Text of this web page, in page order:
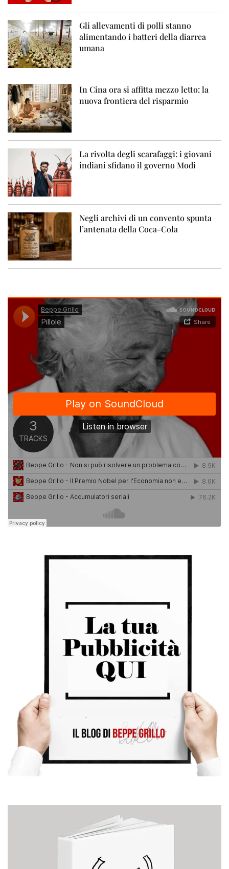
Gli allevamenti di polli stanno
alimentando i batteri della diarrea
umana
In Cina ora si affitta mezzo letto: la
nuova frontiera del risparmio
La rivolta degli scarafaggi: i giovani
indiani sfidano il governo Modi
Negli archivi di un convento spunta
l’antenata della Coca-Cola